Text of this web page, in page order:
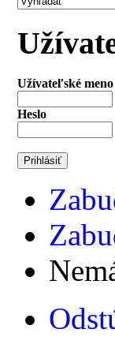
Užívateľské meno
Heslo